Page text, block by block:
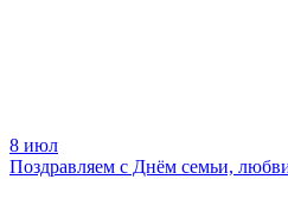
8 июл
Поздравляем с Днём семьи,